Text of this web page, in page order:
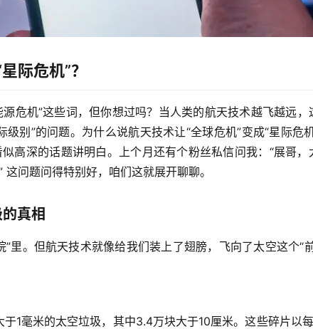
际危机”？
危机”这些词，但你想过吗？当人类的航天技术越飞越远，
别”的问题。 为什么说航天技术让“全球危机”变成“星际危机
高深的话题讲明白。上个月还有个粉丝私信问我：“展哥，
问题问得特别好，咱们这就展开聊聊。
真相
里。但航天技术就像给我们装上了翅膀，飞向了太空这个“
1毫米的太空垃圾，其中3.4万块大于10厘米。这些碎片以